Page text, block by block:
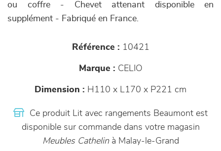
ou coffre - Chevet attenant disponible en
supplément - Fabriqué en France.
Référence : 10421
Marque : CELIO
Dimension : H110 x L170 x P221 cm
Ce produit Lit avec rangements Beaumont est
disponible sur commande dans votre magasin
Meubles Cathelinà Malay-le-Grand